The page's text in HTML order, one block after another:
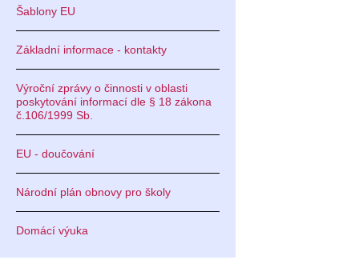
Šablony EU
Základní informace - kontakty
Výroční zprávy o činnosti v oblasti
poskytování informací dle § 18 zákona
č.106/1999 Sb.
EU - doučování
Národní plán obnovy pro školy
Domácí výuka